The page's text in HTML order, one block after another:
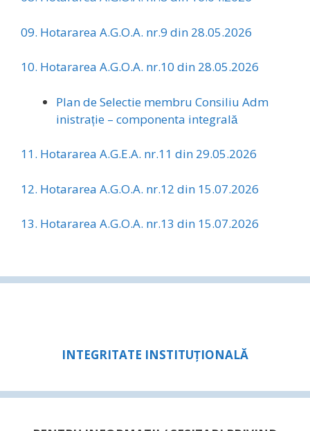
09. Hotararea A.G.O.A. nr.9 din 28.05.2026
10. Hotararea A.G.O.A. nr.10 din 28.05.2026
Plan de Selectie membru Consiliu Adm
inistrație – componenta integrală
11. Hotararea A.G.E.A. nr.11 din 29.05.2026
12. Hotararea A.G.O.A. nr.12 din 15.07.2026
13. Hotararea A.G.O.A. nr.13 din 15.07.2026
INTEGRITATE INSTITUȚIONALĂ